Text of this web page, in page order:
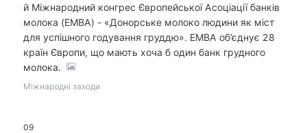
й Міжнародний конгрес Європейської Асоціації банків
молока (EMBA) - «Донорське молоко людини як міст
для успішного годування груддю». EMBA об’єднує 28
країн Європи, що мають хоча б один банк грудного
молока.
Міжнародні заходи
09